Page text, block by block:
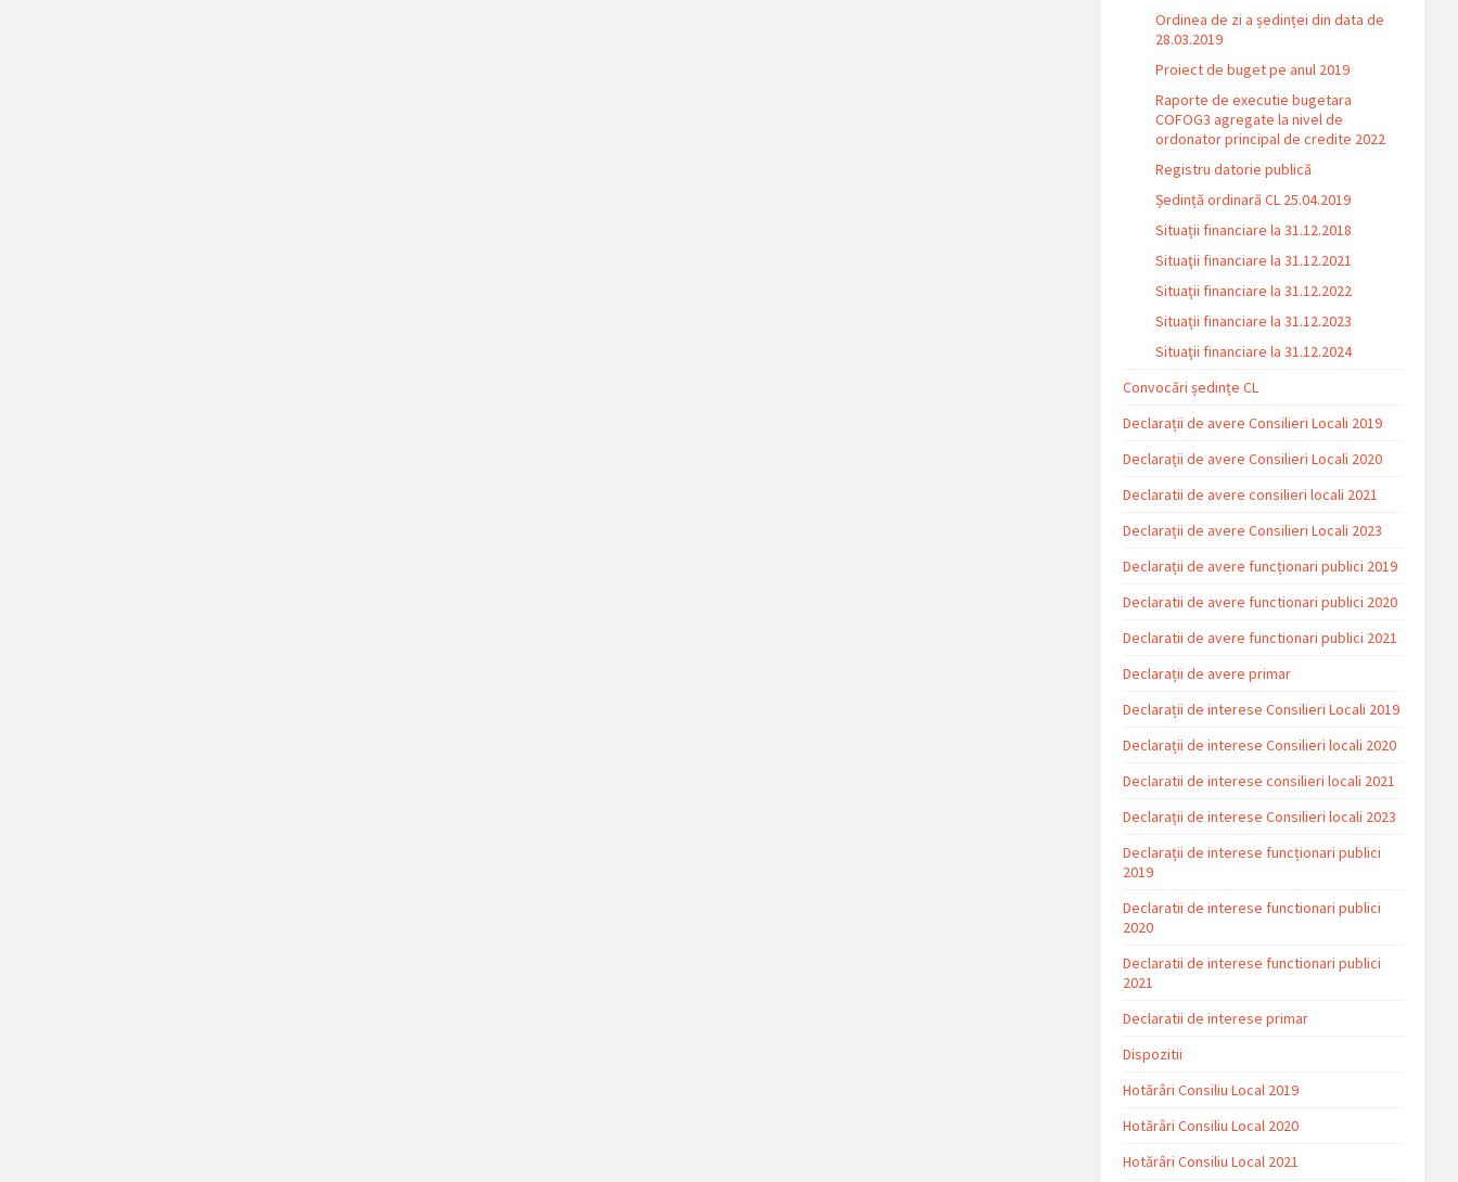
Ordinea de zi a ședinței din data de
28.03.2019
Proiect de buget pe anul 2019
Raporte de executie bugetara
COFOG3 agregate la nivel de
ordonator principal de credite 2022
Registru datorie publică
Ședință ordinară CL 25.04.2019
Situații financiare la 31.12.2018
Situaţii financiare la 31.12.2021
Situaţii financiare la 31.12.2022
Situații financiare la 31.12.2023
Situaţii financiare la 31.12.2024
Convocări ședințe CL
Declarații de avere Consilieri Locali 2019
Declarații de avere Consilieri Locali 2020
Declaratii de avere consilieri locali 2021
Declarații de avere Consilieri Locali 2023
Declarații de avere funcționari publici 2019
Declaratii de avere functionari publici 2020
Declaratii de avere functionari publici 2021
Declarații de avere primar
Declarații de interese Consilieri Locali 2019
Declarații de interese Consilieri locali 2020
Declaratii de interese consilieri locali 2021
Declarații de interese Consilieri locali 2023
Declarații de interese funcționari publici
2019
Declaratii de interese functionari publici
2020
Declaratii de interese functionari publici
2021
Declaratii de interese primar
Dispozitii
Hotărâri Consiliu Local 2019
Hotărâri Consiliu Local 2020
Hotărâri Consiliu Local 2021